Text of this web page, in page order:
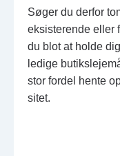
Søger du derfor
eksisterende eller
du blot at holde
ledige
stor fordel hente
sitet.